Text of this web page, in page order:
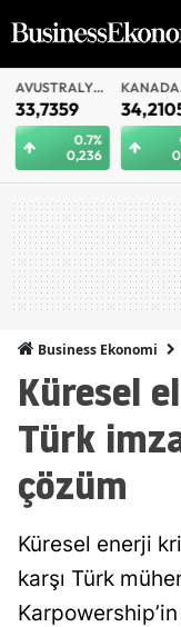
AVUSTRALYA
DOLARI
33,7359
0.7%
0,236
KANADA
DOLARI
34,2105
Business Ekonomi
Küresel
Türk
çözüm
Küresel enerji
karşı Türk